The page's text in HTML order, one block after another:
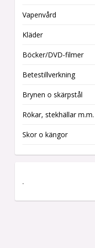
Vapenvård
Kläder
Böcker/DVD-filmer
Betestillverkning
Brynen o skärpstål
Rökar, stekhällar m.m.
Skor o kängor
.